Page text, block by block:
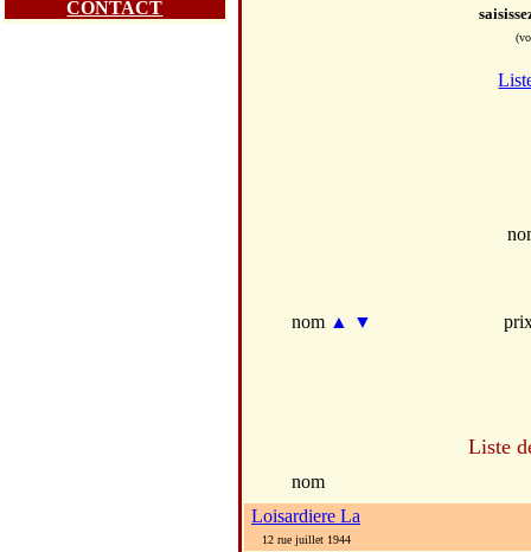
CONTACT
nom ▲ ▼
Liste
nom
Loisardiere La
12 rue juillet 1944